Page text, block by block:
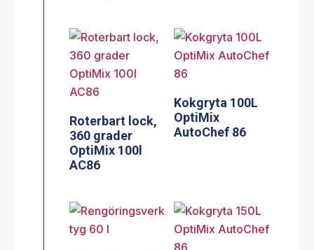
Roterbart lock,
360 grader
OptiMix 100l
AC86
Kokgryta 100L
OptiMix
AutoChef 86